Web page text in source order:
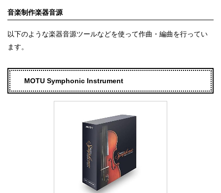
音楽制作楽器音源
以下のような楽器音源ツールなどを使って作曲・編曲を行ってい
ます。
MOTU Symphonic Instrument